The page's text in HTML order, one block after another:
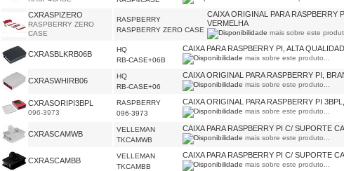
CXRASPIZERO
RASPBERRY ZERO
CASE
RASPBERRY
RASPBERRY ZERO CASE
CAIXA ORIGINAL PARA RASPBERRY
VERMELHA
mais sobre este
CXRASBLKRB06B
HQ
RB-CASE+06B
CAIXA PARA RASPBERRY PI, ALTA
mais sobre este produto...
CXRASWHIRB06
HQ
RB-CASE+06
CAIXA ORIGINAL PARA RASPBERRY PI,
mais sobre este produto...
CXRASORIPI3BPL
096-3973
RASPBERRY
096-3973
CAIXA ORIGINAL PARA RASPBERRY PI
mais sobre este produto...
CXRASCAMWB
VELLEMAN
TKCAMWB
CAIXA PARA RASPBERRY PI C/ SUPORTE
mais sobre este produto...
CXRASCAMBB
VELLEMAN
TKCAMBB
CAIXA PARA RASPBERRY PI C/ SUPORTE
mais sobre este produto...